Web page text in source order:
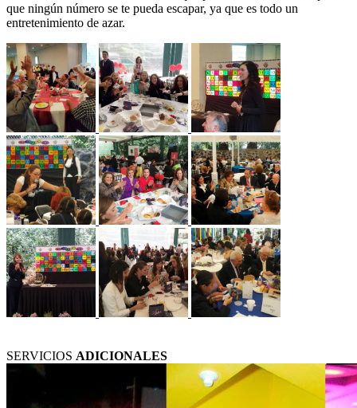
que ningún número se te pueda escapar, ya que es todo un
entretenimiento de azar.
SERVICIOS ADICIONALES